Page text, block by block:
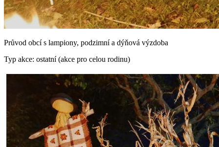
Průvod obcí s lampiony, podzimní a dýňová výzdoba
Typ akce: ostatní (akce pro celou rodinu)